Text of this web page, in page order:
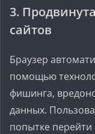
3.
сайтов
Браузер
помощью
фишинга,
данных.
попытке